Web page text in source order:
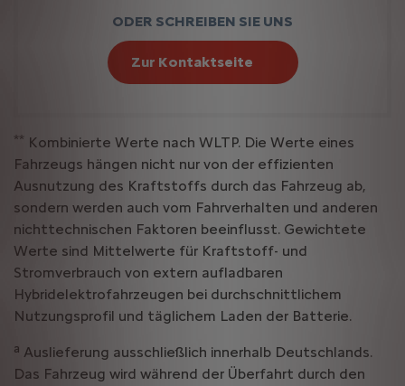
ODER SCHREIBEN SIE UNS
Zur Kontaktseite
** Kombinierte Werte nach WLTP. Die Werte eines
Fahrzeugs hängen nicht nur von der effizienten
Ausnutzung des Kraftstoffs durch das Fahrzeug ab,
sondern werden auch vom Fahrverhalten und anderen
nichttechnischen Faktoren beeinflusst. Gewichtete
Werte sind Mittelwerte für Kraftstoff- und
Stromverbrauch von extern aufladbaren
Hybridelektrofahrzeugen bei durchschnittlichem
Nutzungsprofil und täglichem Laden der Batterie.
a Auslieferung ausschließlich innerhalb Deutschlands.
Das Fahrzeug wird während der Überfahrt durch den